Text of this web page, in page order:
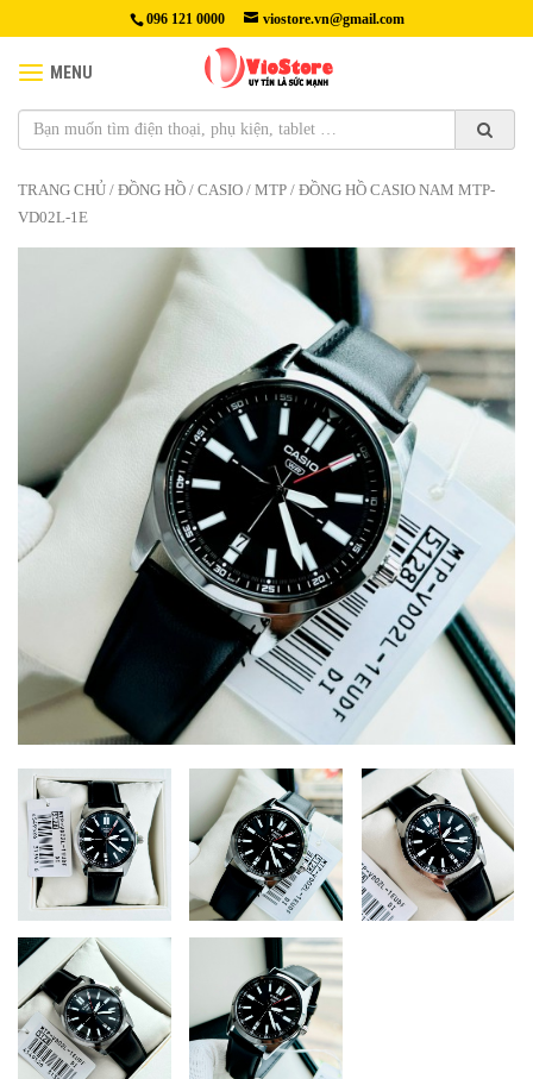
096 121 0000 viostore.vn@gmail.com
MENU
TRANG CHỦ / ĐỒNG HỒ / CASIO / MTP / ĐỒNG HỒ CASIO NAM MTP-
VD02L-1E